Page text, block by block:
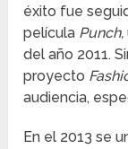
éxito fue
película Punch,
del año 2011.
proyecto
audiencia,
En el 2013 se